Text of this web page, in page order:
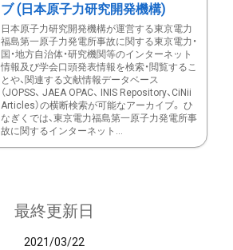
ブ (日本原子力研究開発機構)
日本原子力研究開発機構が運営する東京電力
福島第一原子力発電所事故に関する東京電力・
国・地方自治体・研究機関等のインターネット
情報及び学会口頭発表情報を検索・閲覧するこ
とや、関連する文献情報データベース
（JOPSS、 JAEA OPAC、 INIS Repository、CiNii
Articles）の横断検索が可能なアーカイブ。 ひ
なぎくでは、東京電力福島第一原子力発電所事
故に関するインターネット...
最終更新日
2021/03/22